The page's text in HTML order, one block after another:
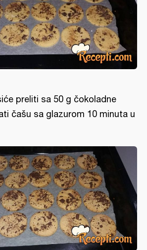
preliti sa 50 g čokoladne
čašu sa glazurom 10 minuta u